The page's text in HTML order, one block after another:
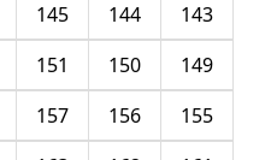
143
144
145
149
150
151
155
156
157